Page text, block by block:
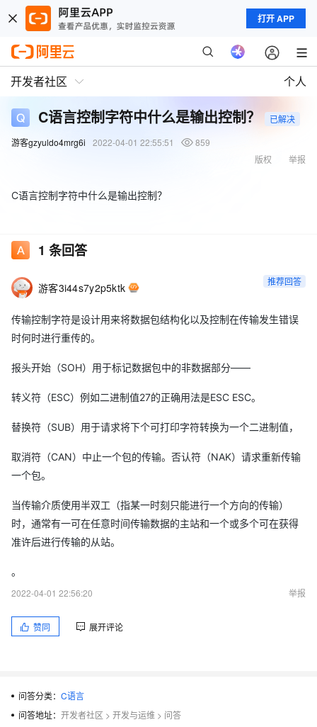
打开 APP
开发者社区 个人
C语言控制字符中什么是输出控制？
已解决
游客gzyuldo4mrg6i
2022-04-01 22:55:51
859
举报
版权
C语言控制字符中什么是输出控制？
1 条回答
游客3i44s7y2p5ktk 推荐回答
传输控制字符是设计用来将数据包结构化以及控制在传输发生错误
时何时进行重传的。
报头开始（SOH）用于标记数据包中的非数据部分——
转义符（ESC）例如二进制值27的正确用法是ESC ESC。
替换符（SUB）用于请求将下个可打印字符转换为一个二进制值，
取消符（CAN）中止一个包的传输。否认符（NAK）请求重新传输
一个包。
当传输介质使用半双工（指某一时刻只能进行一个方向的传输）
时，通常有一可在任意时间传输数据的主站和一个或多个可在获得
准许后进行传输的从站。
。
2022-04-01 22:56:20
举报
赞同 展开评论
问答分类： C语言
问答地址： 开发者社区 > 开发与运维 > 问答